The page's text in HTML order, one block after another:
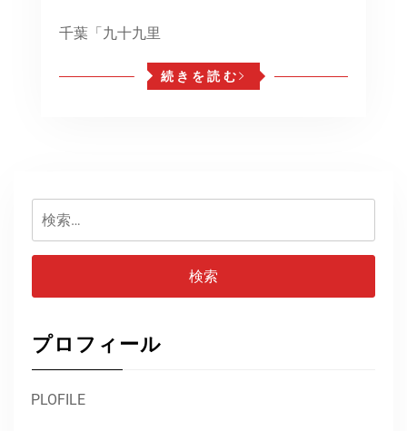
千葉「九十九里
続きを読む
検
索:
プロフィール
PLOFILE